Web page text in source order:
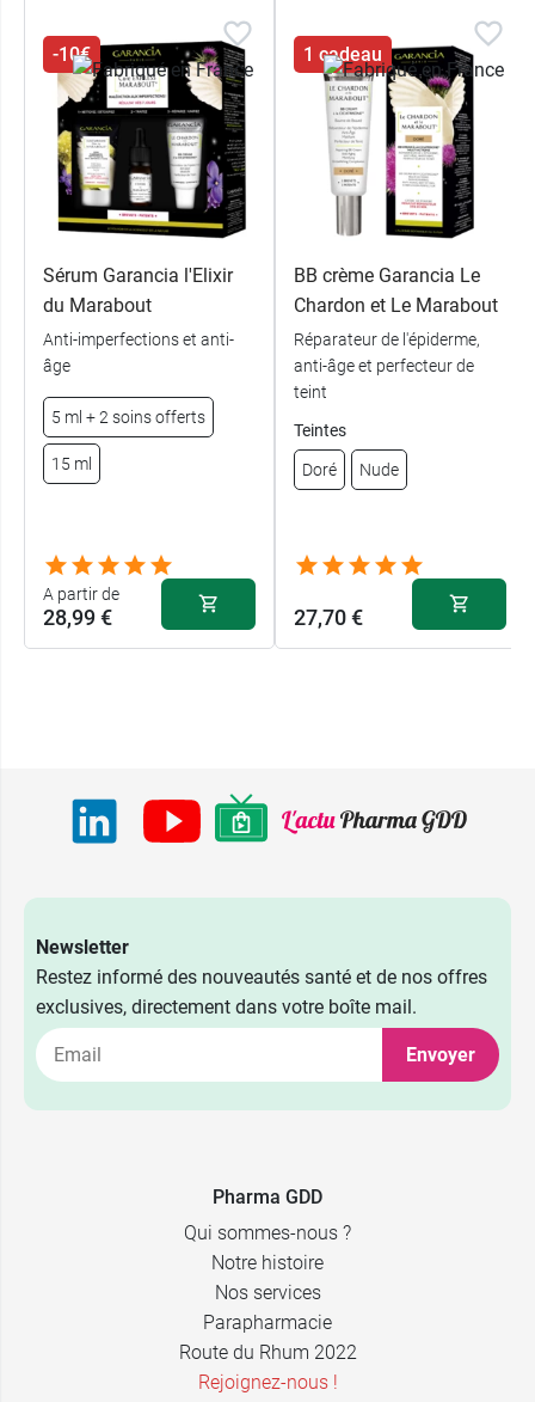
-10€
Sérum Garancia l'Elixir
du Marabout
Anti-imperfections et anti-
âge
5 ml + 2 soins offerts
15 ml
A partir de
28,99 €
34,49 €
1 cadeau
BB crème Garancia Le
Chardon et Le Marabout
Réparateur de l'épiderme,
anti-âge et perfecteur de
teint
Teintes
Doré Nude
27,70 €
Newsletter
Restez informé des nouveautés santé et de nos offres
exclusives, directement dans votre boîte mail.
Envoyer
Pharma GDD
Qui sommes-nous ?
Notre histoire
Nos services
Parapharmacie
Route du Rhum 2022
Rejoignez-nous !